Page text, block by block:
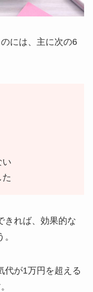
には、主に次の6
い
きれば、効果的な
代が1万円を超える